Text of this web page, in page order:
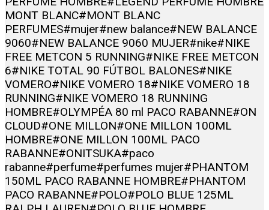
MONT BLANC#MONT BLANC
PERFUMES#mujer#new balance#NEW BALANCE
9060#NEW BALANCE 9060 MUJER#nike#NIKE
FREE METCON 5 RUNNING#NIKE FREE METCON
6#NIKE TOTAL 90 FÚTBOL BALONES#NIKE
VOMERO#NIKE VOMERO 18#NIKE VOMERO 18
RUNNING#NIKE VOMERO 18 RUNNING
HOMBRE#OLYMPÉA 80 ml PACO RABANNE#ON
CLOUD#ONE MILLON#ONE MILLON 100ML
HOMBRE#ONE MILLON 100ML PACO
RABANNE#ONITSUKA#paco
rabanne#perfume#perfumes mujer#PHANTOM
150ML PACO RABANNE HOMBRE#PHANTOM
PACO RABANNE#POLO#POLO BLUE 125ML